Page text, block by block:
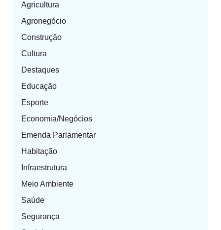
Agricultura
Agronegócio
Construção
Cultura
Destaques
Educação
Esporte
Economia/Negócios
Emenda Parlamentar
Habitação
Infraestrutura
Meio Ambiente
Saúde
Segurança